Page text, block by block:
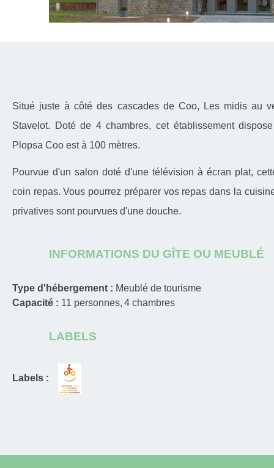
Situé juste à côté des cascades de Coo, Les midis au
Stavelot. Doté de 4 chambres, cet établissement
Plopsa Coo est à 100 mètres.
Pourvue d'un salon doté d'une télévision à écran plat,
coin repas. Vous pourrez préparer vos repas dans la
privatives sont pourvues d'une douche.
INFORMATIONS DU GÎTE OU MEUBLÉ
Type d'hébergement : Meublé de tourisme
Capacité : 11 personnes 4 chambres
LABELS
Labels :